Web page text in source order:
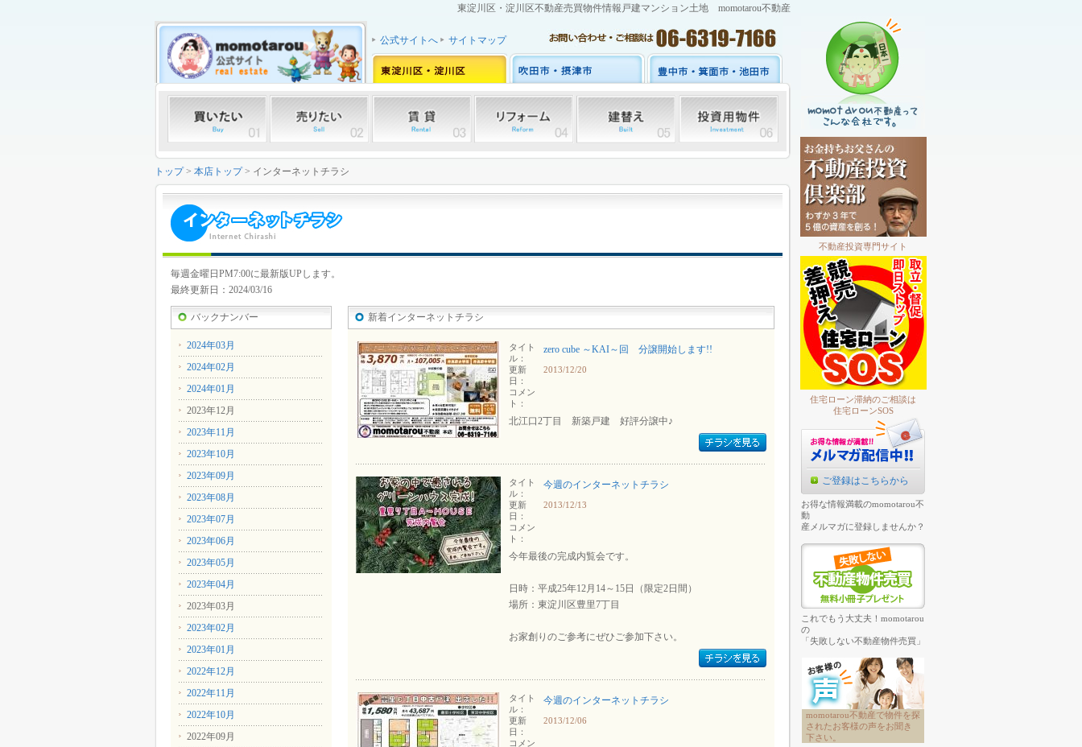
東淀川区・淀川区不動産売買物件情報戸建マンション土地 momotarou不動産
公式サイトへ サイトマップ
トップ> 本店トップ> インターネットチラシ
毎週金曜日PM7:00に最新版UPします。
最終更新日：2024/03/16
バックナンバー
2024年03月
2024年02月
2024年01月
2023年12月
2023年11月
2023年10月
2023年09月
2023年08月
2023年07月
2023年06月
2023年05月
2023年04月
2023年03月
2023年02月
2023年01月
2022年12月
2022年11月
2022年10月
2022年09月
新着インターネットチラシ
タイト
ル：
zero cube ～KAI～回 分譲開始します!!
更新
日：
2013/12/20
コメン
ト：
北江口2丁目 新築戸建 好評分譲中♪
タイト
ル：
今週のインターネットチラシ
更新
日：
2013/12/13
コメン
ト：
今年最後の完成内覧会です。
日時：平成25年12月14～15日（限定2日間）
場所：東淀川区豊里7丁目
お家創りのご参考にぜひご参加下さい。
タイト
ル：
今週のインターネットチラシ
更新
日：
2013/12/06
コメン
不動産投資専門サイト
住宅ローン滞納のご相談は
住宅ローンSOS
ご登録はこちらから
お得な情報満載のmomotarou不
動
産メルマガに登録しませんか？
これでもう大丈夫！momotarou
の
「失敗しない不動産物件売買」
momotarou不動産で物件を探
されたお客様の声をお聞き
下さい。